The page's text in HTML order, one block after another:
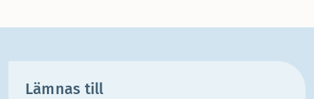
Lämnas till